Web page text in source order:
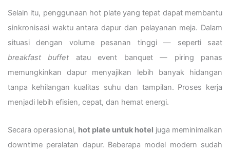
Selain itu, penggunaan hot plate yang tepat dapat membantu
sinkronisasi waktu antara dapur dan pelayanan meja. Dalam
situasi dengan volume pesanan tinggi — seperti saat
breakfast buffet atau event banquet — piring panas
memungkinkan dapur menyajikan lebih banyak hidangan
tanpa kehilangan kualitas suhu dan tampilan. Proses kerja
menjadi lebih efisien, cepat, dan hemat energi.
Secara operasional, hot plate untuk hotel juga meminimalkan
downtime peralatan dapur. Beberapa model modern sudah